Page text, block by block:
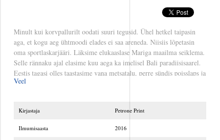
Kriminaalromaanid ja põnevikud
Lasteraamatud
Loodus
Minult kui korvpallurilt oodati suuri tegusid. Ühel hetkel taipasin
aga, et kogu aeg ühtmoodi elades ei saa areneda. Niisiis lõpetasin
oma sportlaskarjääri. Läksime elukaaslase Mariga maailma seiklema.
Selle rännaku ajal elasime kuu aega ka imelisel Bali paradiisisaarel.
Eestis tagasi olles taastasime vana metsatalu, perre sündis poisslaps ja
elu naeratas. Meie sees põles aga hulluks ajav soov uuesti maailma
kuulusid nõidravitsejad, joogagurud, harjumatu kuumus, rollerid ja
maod. Ka kaunid päikseloojangud, kohalike naeratused ja põnevad
Veel
Kirjastaja Petrone Print
Ilmumisaasta 2016